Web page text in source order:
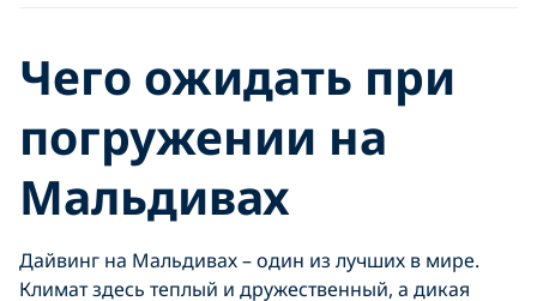
Чего ожидать при
погружении на
Мальдивах
Дайвинг на Мальдивах – один из лучших в мире.
Климат здесь теплый и дружественный, а дикая